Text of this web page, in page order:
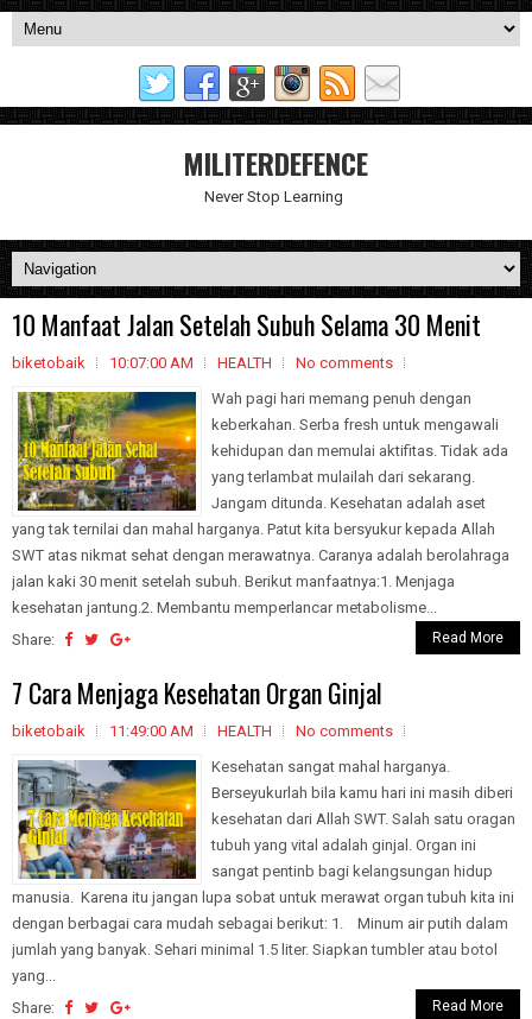
MILITERDEFENCE
Never Stop Learning
10 Manfaat Jalan Setelah Subuh Selama 30 Menit
biketobaik 10:07:00 AM HEALTH
No comments
Wah pagi hari memang penuh dengan
keberkahan. Serba fresh untuk mengawali
kehidupan dan memulai aktifitas. Tidak ada
yang terlambat mulailah dari sekarang.
Jangam ditunda. Kesehatan adalah aset
yang tak ternilai dan mahal harganya. Patut kita bersyukur kepada Allah
SWT atas nikmat sehat dengan merawatnya. Caranya adalah berolahraga
jalan kaki 30 menit setelah subuh. Berikut manfaatnya:1. Menjaga
kesehatan jantung.2. Membantu memperlancar metabolisme...
Share:
Read More
7 Cara Menjaga Kesehatan Organ Ginjal
biketobaik 11:49:00 AM HEALTH
No comments
Kesehatan sangat mahal harganya.
Berseyukurlah bila kamu hari ini masih diberi
kesehatan dari Allah SWT. Salah satu oragan
tubuh yang vital adalah ginjal. Organ ini
sangat pentinb bagi kelangsungan hidup
manusia. Karena itu jangan lupa sobat untuk merawat organ tubuh kita ini
dengan berbagai cara mudah sebagai berikut: 1. Minum air putih dalam
jumlah yang banyak. Sehari minimal 1.5 liter. Siapkan tumbler atau botol
yang...
Share:
Read More